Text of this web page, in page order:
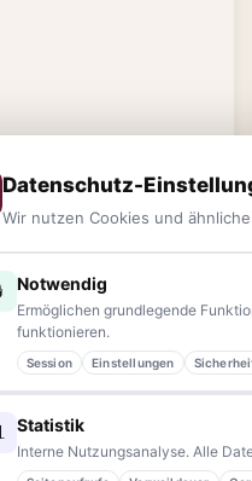
die Region 10 und Bayern.
Von Politik bis
aus Ihrer Nähe.
Datenschutz-
Wir nutzen Cookies und
Notwendig
Ermöglichen grundlegende
funktionieren.
Session Einstellungen
Statistik
Interne Nutzungsanalyse. Alle